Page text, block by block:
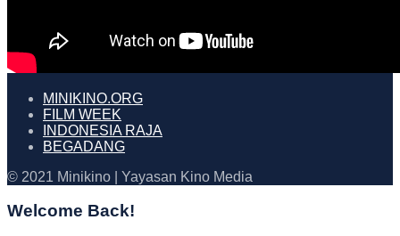
MINIKINO.ORG
FILM WEEK
INDONESIA RAJA
BEGADANG
© 2021 Minikino | Yayasan Kino Media
Welcome Back!